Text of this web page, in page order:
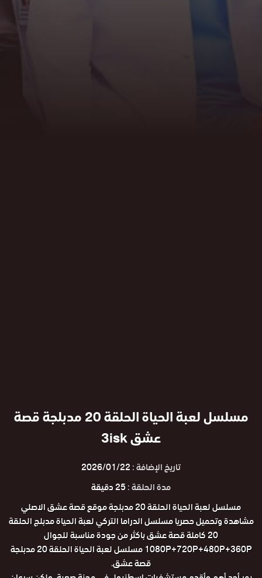
مسلسل لعبة الحياة الحلقة 20 مدبلجة قصة
عشق 3isk
تاريخ الإضافة :2026/01/22
مدة الحلقة :25 دقيقة
مسلسل لعبة الحياة الحلقة 20 مدبلجة موقع قصة عشق الاصلي
مشاهدة وتحميل حصريا مسلسل الدراما التركي لعبة الحياة مدبلج الحلقة
20 كاملة قصة عشق باكثر من جودة مناسبة للجوال
1080P+720P+480P+360P مسلسل لعبة الحياة الحلقة 20 مدبلجة
قصة عشق.